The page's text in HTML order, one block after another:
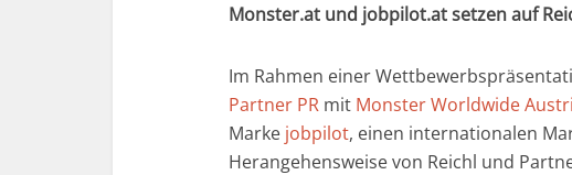
Monster.at und jobpilot.at setzen auf
Im Rahmen einer
Partner PR mit Monster Worldwide
Marke jobpilot, einen internationalen
Herangehensweise von Reichl und